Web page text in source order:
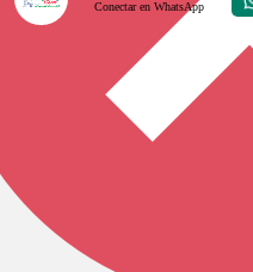
de Zipaquirá
Conectar en WhatsApp